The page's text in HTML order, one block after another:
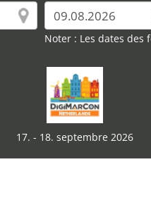
Noter : Les dates
17. - 18. septembre 2026